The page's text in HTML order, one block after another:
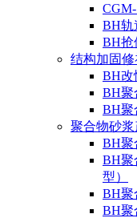
BH轨
BH抢
结构加固修
BH改
BH聚
BH聚
聚合物砂浆
BH聚
BH聚
型）
BH聚
BH聚